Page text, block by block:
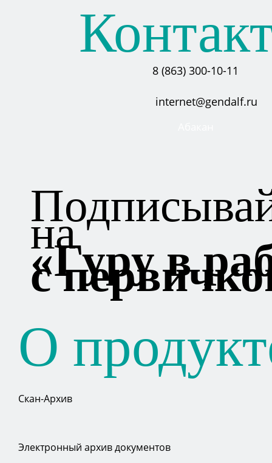
8 (863) 300-10-11
internet@gendalf.ru
на
«Гуру в
с
О
Скан-Архив
Электронный архив документов